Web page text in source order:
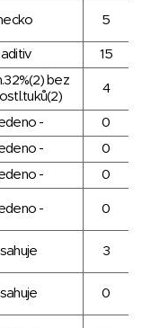
5
15
bez
4
-
0
-
0
-
0
- 0
3
0